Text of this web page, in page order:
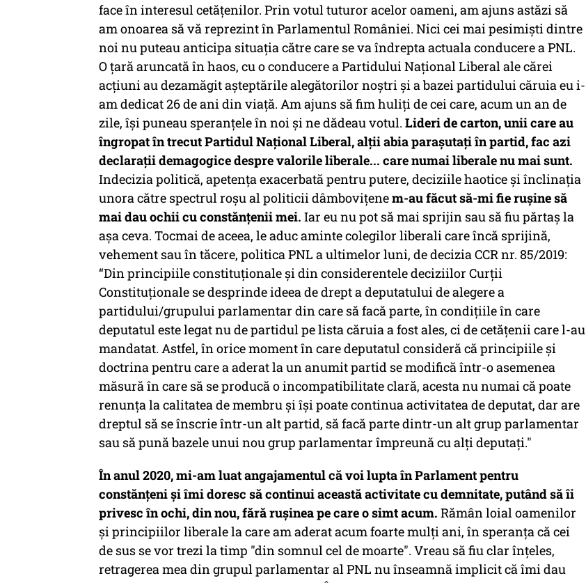
face în interesul cetățenilor. Prin votul tuturor acelor oameni, am ajuns astăzi să
am onoarea să vă reprezint în Parlamentul României. Nici cei mai pesimiști dintre
noi nu puteau anticipa situația către care se va îndrepta actuala conducere a PNL.
O țară aruncată în haos, cu o conducere a Partidului Național Liberal ale cărei
acțiuni au dezamăgit așteptările alegătorilor noștri și a bazei partidului căruia eu i-
am dedicat 26 de ani din viață. Am ajuns să fim huliți de cei care, acum un an de
zile, își puneau speranțele în noi și ne dădeau votul. Lideri de carton, unii care au
îngropat în trecut Partidul Național Liberal, alții abia parașutați în partid, fac azi
declarații demagogice despre valorile liberale... care numai liberale nu mai sunt.
Indecizia politică, apetența exacerbată pentru putere, deciziile haotice și înclinația
unora către spectrul roșu al politicii dâmbovițenem-au făcut să-mi fie rușine să
mai dau ochii cu constănțenii mei. Iar eu nu pot să mai sprijin sau să fiu părtaș la
așa ceva. Tocmai de aceea, le aduc aminte colegilor liberali care încă sprijină,
vehement sau în tăcere, politica PNL a ultimelor luni, de decizia CCR nr. 85/2019:
“Din principiile constituționale și din considerentele deciziilor Curții
Constituționale se desprinde ideea de drept a deputatului de alegere a
partidului/grupului parlamentar din care să facă parte, în condițiile în care
deputatul este legat nu de partidul pe lista căruia a fost ales, ci de cetățenii care l-au
mandatat. Astfel, în orice moment în care deputatul consideră că principiile și
doctrina pentru care a aderat la un anumit partid se modifică într-o asemenea
măsură în care să se producă o incompatibilitate clară, acesta nu numai că poate
renunța la calitatea de membru și își poate continua activitatea de deputat, dar are
dreptul să se înscrie într-un alt partid, să facă parte dintr-un alt grup parlamentar
sau să pună bazele unui nou grup parlamentar împreună cu alți deputați."
În anul 2020, mi-am luat angajamentul că voi lupta în Parlament pentru
constănțeni și îmi doresc să continui această activitate cu demnitate, putând să îi
privesc în ochi, din nou, fără rușinea pe care o simt acum. Rămân loial oamenilor
și principiilor liberale la care am aderat acum foarte mulți ani, în speranța că cei
de sus se vor trezi la timp "din somnul cel de moarte". Vreau să fiu clar înțeles,
retragerea mea din grupul parlamentar al PNL nu înseamnă implicit că îmi dau